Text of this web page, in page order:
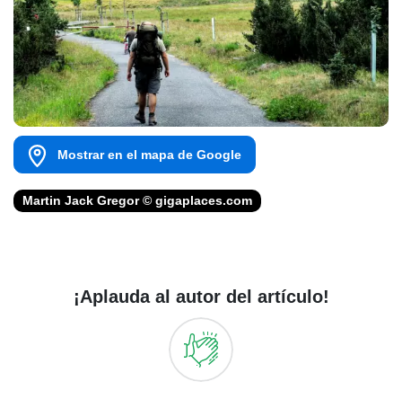
Mostrar en el mapa de Google
Martin Jack Gregor © gigaplaces.com
¡Aplauda al autor del artículo!